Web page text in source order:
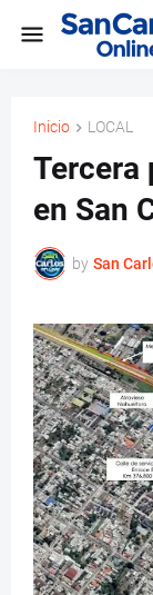
Inicio LOCAL
Tercera
en San
by San